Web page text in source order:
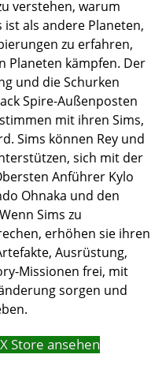
verstehen, warum
als andere Planeten,
zu erfahren,
Planeten kämpfen. Der
und die Schurken
Spire-Außenposten
mit ihren Sims,
Sims können Rey und
sich mit der
Anführer Kylo
Ohnaka und den
Sims zu
erhöhen sie ihren
Ausrüstung,
Missionen frei, mit
sorgen und
Store ansehen